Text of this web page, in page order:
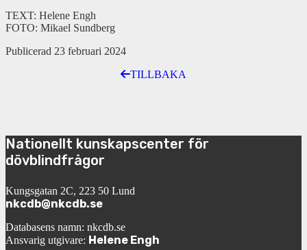
TEXT: Helene Engh
FOTO: Mikael Sundberg
Publicerad 23 februari 2024
TILLBAKA
Nationellt kunskapscenter för
dövblindfrågor
Kungsgatan 2C, 223 50 Lund
nkcdb@nkcdb.se
Databasens namn: nkcdb.se
Ansvarig utgivare: Helene Engh